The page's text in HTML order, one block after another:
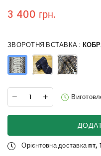
Regular price
3 400 грн.
ЗВОРОТНЯ ВСТАВКА :
Орієнтовна доставкапт,